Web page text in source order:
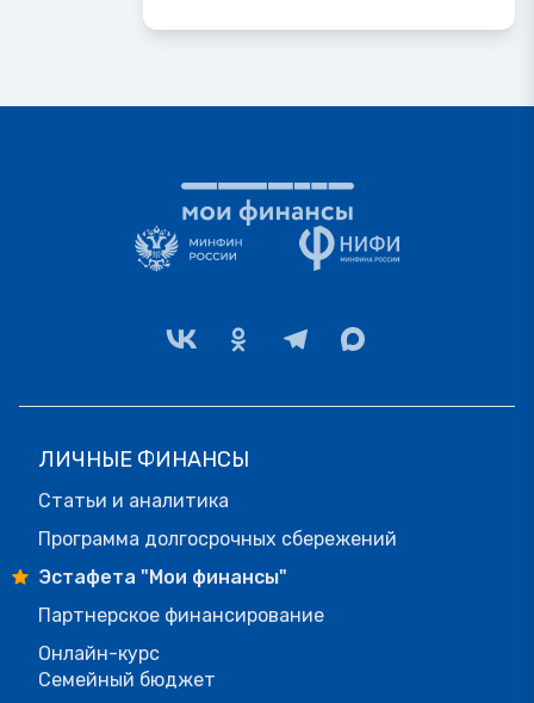
ЛИЧНЫЕ ФИНАНСЫ
Статьи и аналитика
Программа долгосрочных сбережений
Эстафета "Мои финансы"
Партнерское финансирование
Онлайн-курс
Семейный бюджет